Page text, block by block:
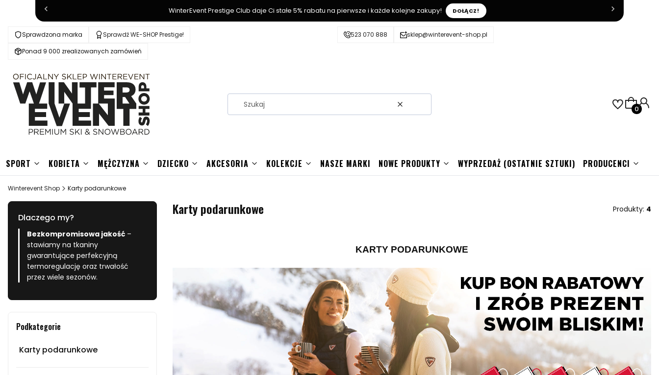
WinterEvent Prestige Club daje Ci stałe 5% rabatu na pierwsze i każde kolejne zakupy! DOŁĄCZ!
Sprawdzona marka
Sprawdź WE-SHOP Prestige!
Ponad 9 000 zrealizowanych zamówień
523 070 888 sklep@winterevent-shop.pl
Wyczyść
SPORT KOBIETA MĘŻCZYZNA DZIECKO AKCESORIA KOLEKCJE NASZE MARKI NOWE PRODUKTY WYPRZEDAŻ (OSTATNIE SZTUKI) PRODUCENCI
Winterevent Shop Karty podarunkowe
Dlaczego my?
Bezkompromisowa jakość –
stawiamy na tkaniny
gwarantujące perfekcyjną
termoregulację oraz trwałość
przez wiele sezonów.
Podkategorie
Karty podarunkowe
Karty podarunkowe Produkty: 4
KARTY PODARUNKOWE